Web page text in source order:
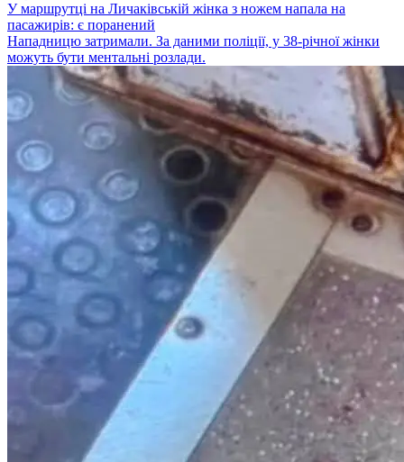
У маршрутці на Личаківській жінка з ножем напала на
пасажирів: є поранений
Нападницю затримали. За даними поліції, у 38-річної жінки
можуть бути ментальні розлади.